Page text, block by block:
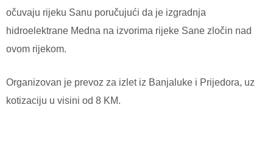
očuvaju rijeku Sanu poručujući da je izgradnja
hidroelektrane Medna na izvorima rijeke Sane zločin nad
ovom rijekom.
Organizovan je prevoz za izlet iz Banjaluke i Prijedora, uz
kotizaciju u visini od 8 KM.